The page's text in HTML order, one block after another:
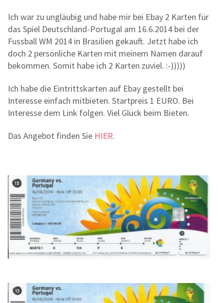
Ich war zu ungläubig und habe mir bei Ebay 2 Karten für
das Spiel Deutschland-Portugal am 16.6.2014 bei der
Fussball WM 2014 in Brasilien gekauft. Jetzt habe ich
doch 2 persönliche Karten mit meinem Namen darauf
bekommen. Somit habe ich 2 Karten zuviel. :-)))))
Ich habe die Eintrittskarten auf Ebay gestellt bei
Interesse einfach mitbieten. Startpreis 1 EURO. Bei
Interesse dem Link folgen. Viel Glück beim Bieten.
Das Angebot finden Sie HIER.